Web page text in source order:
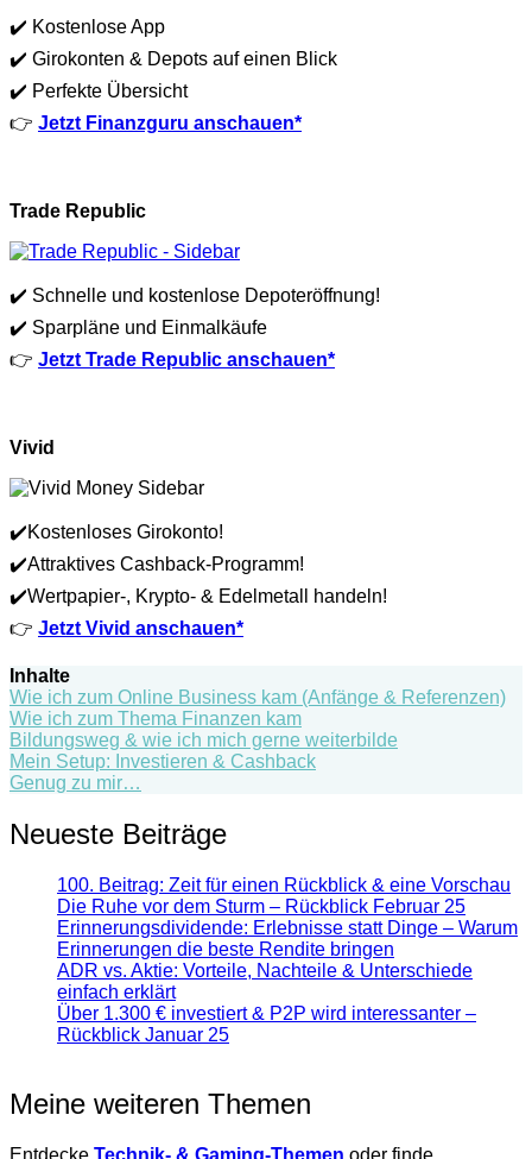
✔️ Kostenlose App
✔️ Girokonten & Depots auf einen Blick
✔️ Perfekte Übersicht
👉 Jetzt Finanzguru anschauen*
Trade Republic
✔️ Schnelle und kostenlose Depoteröffnung!
✔️ Sparpläne und Einmalkäufe
👉 Jetzt Trade Republic anschauen*
Vivid
✔️Kostenloses Girokonto!
✔️Attraktives Cashback-Programm!
✔️Wertpapier-, Krypto- & Edelmetall handeln!
👉 Jetzt Vivid anschauen*
Inhalte
Wie ich zum Online Business kam (Anfänge & Referenzen)
Wie ich zum Thema Finanzen kam
Bildungsweg & wie ich mich gerne weiterbilde
Mein Setup: Investieren & Cashback
Genug zu mir…
Neueste Beiträge
100. Beitrag: Zeit für einen Rückblick & eine Vorschau
Die Ruhe vor dem Sturm – Rückblick Februar 25
Erinnerungsdividende: Erlebnisse statt Dinge – Warum
Erinnerungen die beste Rendite bringen
ADR vs. Aktie: Vorteile, Nachteile & Unterschiede
einfach erklärt
Über 1.300 € investiert & P2P wird interessanter –
Rückblick Januar 25
Meine weiteren Themen